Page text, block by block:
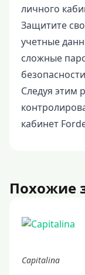
личного
Защитите
учетные
сложные
Следуя этим
кабинет
Похожие
Capitalina